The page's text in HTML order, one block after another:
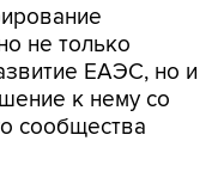
не только
ЕАЭС, но и
к нему со
сообщества